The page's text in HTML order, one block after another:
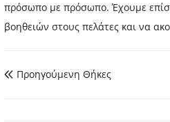
πρόσωπο με πρόσωπο. Έχουμε
βοηθειών στους πελάτες και να
 Προηγούμενη Θήκες